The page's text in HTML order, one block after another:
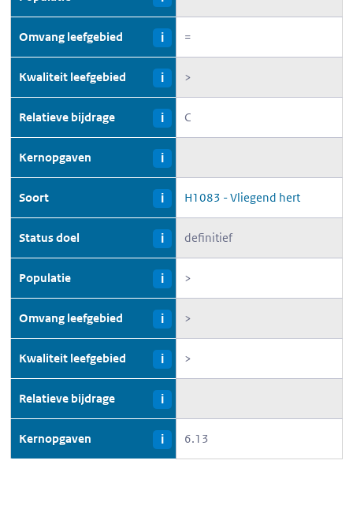
Omvang leefgebied i =
Kwaliteit leefgebied i >
Relatieve bijdrage i C
Kernopgaven i
Soort i H1083 - Vliegend hert
Status doel i definitief
Populatie i >
Omvang leefgebied i >
Kwaliteit leefgebied i >
Relatieve bijdrage i
Kernopgaven i 6.13